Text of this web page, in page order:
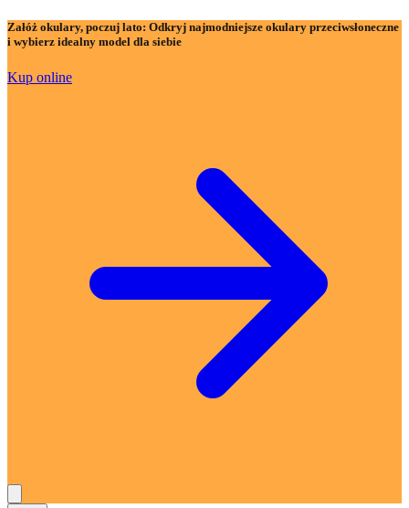
Załóż okulary, poczuj lato: Odkryj najmodniejsze okulary przeciwsłoneczne
i wybierz idealny model dla siebie
Kup online